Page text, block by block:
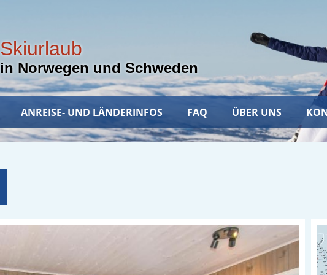
Skiurlaub
in Norwegen und Schweden
ANREISE- UND LÄNDERINFOS FAQ ÜBER UNS